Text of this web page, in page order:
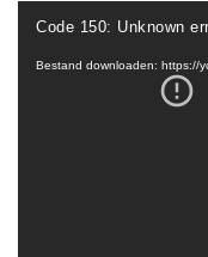
Videospeler
Code 150: Unknown
Bestand downloaden: https://